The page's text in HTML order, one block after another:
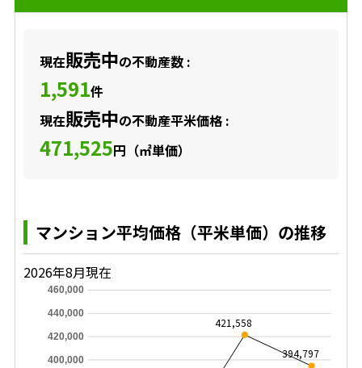
現在販売中の不動産数 :
1,591件
現在販売中の不動産平米価格 :
471,525円（㎡単価）
マンション平均価格（平米単価）の推移
2026年8月現在
400,000
420,000
440,000
460,000
421,558
394,797